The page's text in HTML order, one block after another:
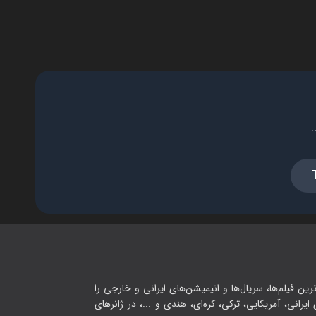
۴۳:۰۰
فیلم‌ها، سریال‌ها و انیمیشن‌های ایرانی و خارجی را
آمریکایی، ترکی، کره‌ای، هندی و ...، در ژانرهای